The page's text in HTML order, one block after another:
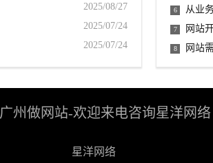
2025/08/27
2025/07/24
2025/07/24
6
从业
7
网站
8 网站
广州做网站-欢迎来电咨询星洋网络
星洋网络